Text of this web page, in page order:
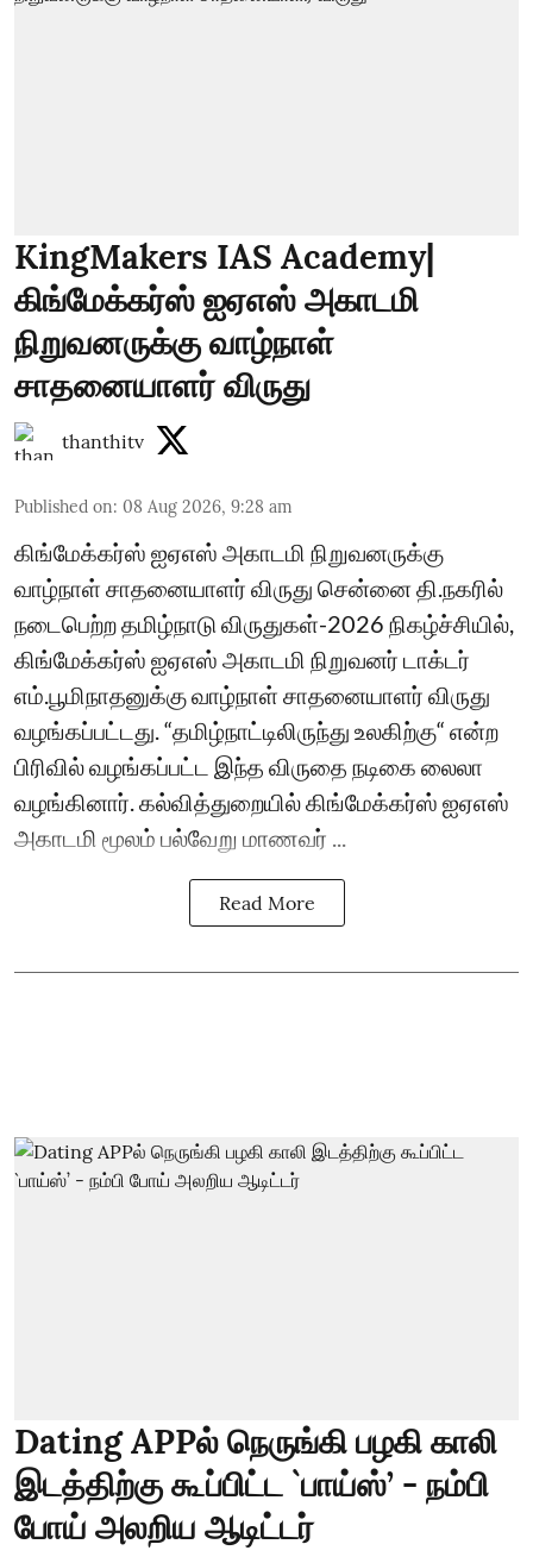
KingMakers IAS Academy|
கிங்மேக்கர்ஸ் ஐஏஎஸ் அகாடமி
நிறுவனருக்கு வாழ்நாள்
சாதனையாளர் விருது
thanthitv
Published on: 08 Aug 2026, 9:28 am
கிங்மேக்கர்ஸ் ஐஏஎஸ் அகாடமி நிறுவனருக்கு
வாழ்நாள் சாதனையாளர் விருது சென்னை தி.நகரில்
நடைபெற்ற தமிழ்நாடு விருதுகள்-2026 நிகழ்ச்சியில்,
கிங்மேக்கர்ஸ் ஐஏஎஸ் அகாடமி நிறுவனர் டாக்டர்
எம்.பூமிநாதனுக்கு வாழ்நாள் சாதனையாளர் விருது
வழங்கப்பட்டது. “தமிழ்நாட்டிலிருந்து உலகிற்கு“ என்ற
பிரிவில் வழங்கப்பட்ட இந்த விருதை நடிகை லைலா
வழங்கினார். கல்வித்துறையில் கிங்மேக்கர்ஸ் ஐஏஎஸ்
அகாடமி மூலம் பல்வேறு மாணவர் ...
Read More
Dating APPல் நெருங்கி பழகி காலி
இடத்திற்கு கூப்பிட்ட `பாய்ஸ்’ - நம்பி
போய் அலறிய ஆடிட்டர்